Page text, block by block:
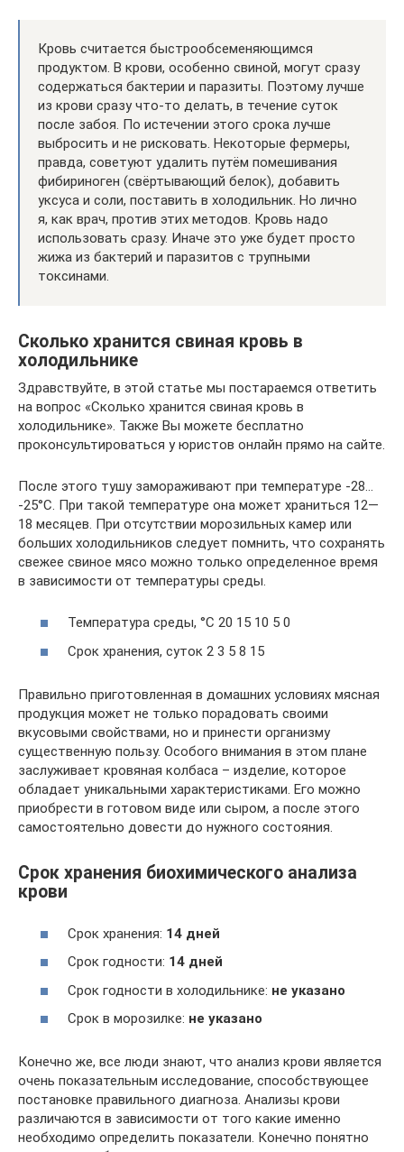
Кровь считается быстрообсеменяющимся
продуктом. В крови, особенно свиной, могут сразу
содержаться бактерии и паразиты. Поэтому лучше
из крови сразу что-то делать, в течение суток
после забоя. По истечении этого срока лучше
выбросить и не рисковать. Некоторые фермеры,
правда, советуют удалить путём помешивания
фибириноген (свёртывающий белок), добавить
уксуса и соли, поставить в холодильник. Но лично
я, как врач, против этих методов. Кровь надо
использовать сразу. Иначе это уже будет просто
жижа из бактерий и паразитов с трупными
токсинами.
Сколько хранится свиная кровь в
холодильнике
Здравствуйте, в этой статье мы постараемся ответить
на вопрос «Сколько хранится свиная кровь в
холодильнике». Также Вы можете бесплатно
проконсультироваться у юристов онлайн прямо на сайте.
После этого тушу замораживают при температуре -28…
-25°С. При такой температуре она может храниться 12—
18 месяцев. При отсутствии морозильных камер или
больших холодильников следует помнить, что сохранять
свежее свиное мясо можно только определенное время
в зависимости от температуры среды.
Температура среды, °С 20 15 10 5 0
Срок хранения, суток 2 3 5 8 15
Правильно приготовленная в домашних условиях мясная
продукция может не только порадовать своими
вкусовыми свойствами, но и принести организму
существенную пользу. Особого внимания в этом плане
заслуживает кровяная колбаса – изделие, которое
обладает уникальными характеристиками. Его можно
приобрести в готовом виде или сыром, а после этого
самостоятельно довести до нужного состояния.
Срок хранения биохимического анализа
крови
Срок хранения: 14 дней
Срок годности: 14 дней
Срок годности в холодильнике: не указано
Срок в морозилке: не указано
Конечно же, все люди знают, что анализ крови является
очень показательным исследование, способствующее
постановке правильного диагноза. Анализы крови
различаются в зависимости от того какие именно
необходимо определить показатели. Конечно понятно